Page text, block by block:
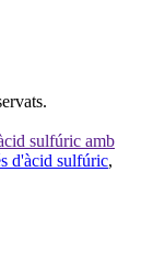
sulfúric amb
d'àcid sulfúric,